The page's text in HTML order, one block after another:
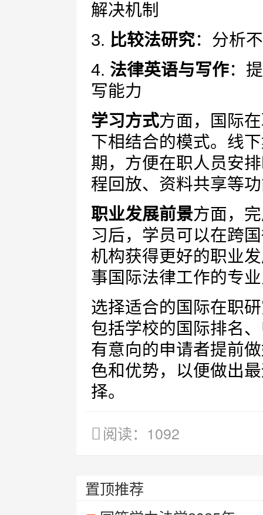
解决机制
3. 比较法研究：分析
4. 法律英语与写作：
写能力
学习方式方面，国际
下相结合的模式。线
期，方便在职人员安
程回放、资料共享等
职业发展前景方面，
习后，学员可以在跨
机构获得更好的职业
事国际法律工作的专
选择适合的国际在职
包括学校的国际排名
有意向的申请者提前
色和优势，以便做出
择。
阅读：1092
置顶推荐